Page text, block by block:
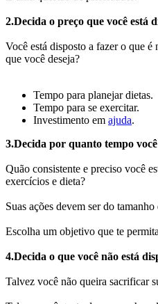
2.Decida o preço que você está
Você está disposto a fazer o que
que você deseja?
Tempo para planejar dietas.
Tempo para se exercitar.
Investimento em ajuda.
3.Decida por quanto tempo
Quão consistente e preciso você
exercícios e dieta?
Suas ações devem ser do tamanho
Escolha um objetivo que te
4.Decida o que você não está
Talvez você não queira sacrificar